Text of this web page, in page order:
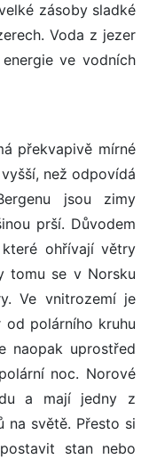
zásoby sladké
Voda z jezer
ve vodních
překvapivě mírné
než odpovídá
jsou zimy
prší. Důvodem
ohřívají větry
tomu se v Norsku
Ve vnitrozemí je
od polárního kruhu
naopak uprostřed
noc. Norové
a mají jedny z
na světě. Přesto si
stan nebo